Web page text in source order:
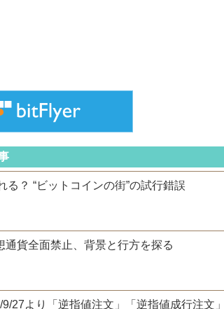
る？ “ビットコインの街”の試行錯誤
通貨全面禁止、背景と行方を探る
9/27より「逆指値注文」「逆指値成行注文